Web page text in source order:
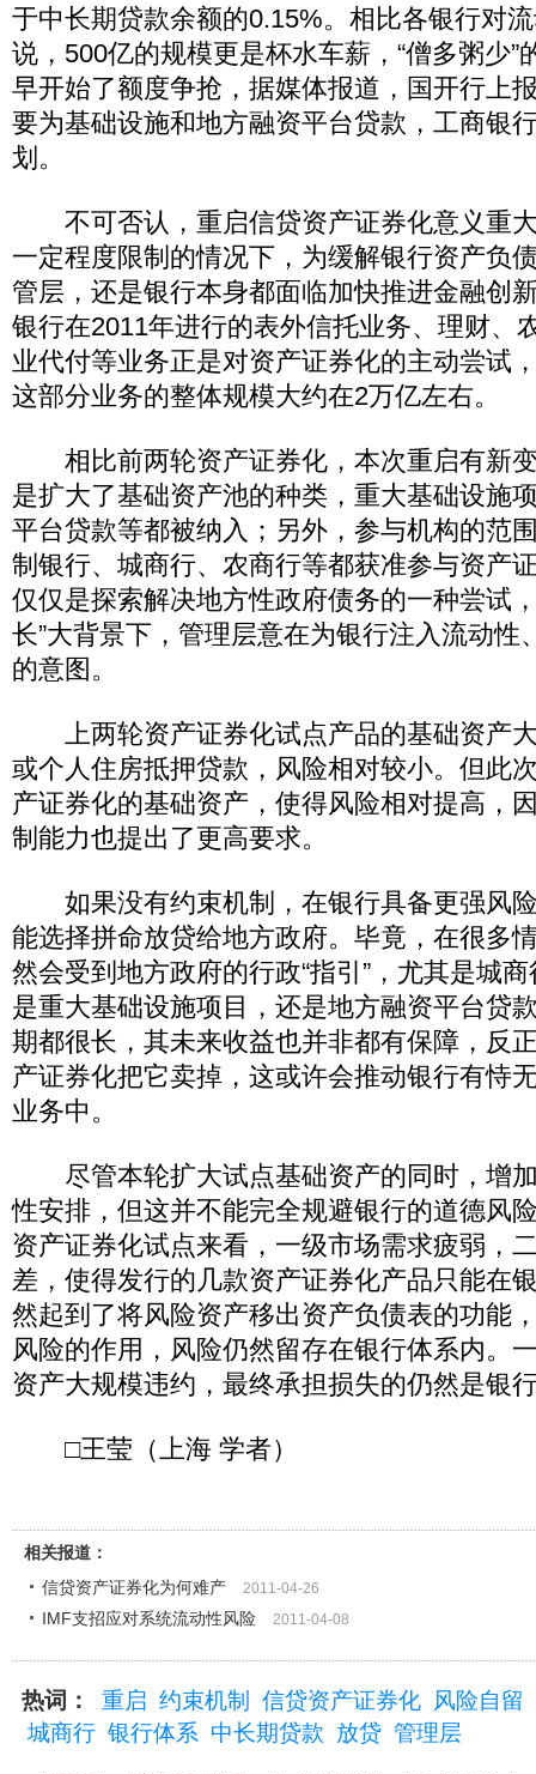
于中长期贷款余额的0.15%。相比各银行对
说，500亿的规模更是杯水车薪，“僧多粥少”
早开始了额度争抢，据媒体报道，国开行上
要为基础设施和地方融资平台贷款，工商银
划。
不可否认，重启信贷资产证券化意义重
一定程度限制的情况下，为缓解银行资产负
管层，还是银行本身都面临加快推进金融创
银行在2011年进行的表外信托业务、理财、
业代付等业务正是对资产证券化的主动尝试
这部分业务的整体规模大约在2万亿左右。
相比前两轮资产证券化，本次重启有新
是扩大了基础资产池的种类，重大基础设施
平台贷款等都被纳入；另外，参与机构的范
制银行、城商行、农商行等都获准参与资产
仅仅是探索解决地方性政府债务的一种尝试
长”大背景下，管理层意在为银行注入流动性
的意图。
上两轮资产证券化试点产品的基础资产
或个人住房抵押贷款，风险相对较小。但此
产证券化的基础资产，使得风险相对提高，
制能力也提出了更高要求。
如果没有约束机制，在银行具备更强风
能选择拼命放贷给地方政府。毕竟，在很多
然会受到地方政府的行政“指引”，尤其是城
是重大基础设施项目，还是地方融资平台贷
期都很长，其未来收益也并非都有保障，反
产证券化把它卖掉，这或许会推动银行有恃
业务中。
尽管本轮扩大试点基础资产的同时，增加
性安排，但这并不能完全规避银行的道德风
资产证券化试点来看，一级市场需求疲弱，
差，使得发行的几款资产证券化产品只能在
然起到了将风险资产移出资产负债表的功能
风险的作用，风险仍然留存在银行体系内。
资产大规模违约，最终承担损失的仍然是银
□王莹（上海 学者）
相关报道：
信贷资产证券化为何难产
2011-04-26
IMF支招应对系统流动性风险 2011-04-08
热词： 重启 约束机制 信贷资产证券化 风险自留
城商行 银行体系 中长期贷款 放贷 管理层